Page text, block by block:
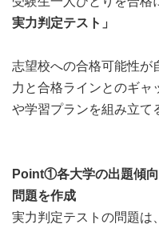
実力判定テスト」
志望校への合格可能性が
力と合格ラインとのギャ
や学習プランを組み立て
Point①各大学の出題傾
問題を作成
実力判定テストの問題は